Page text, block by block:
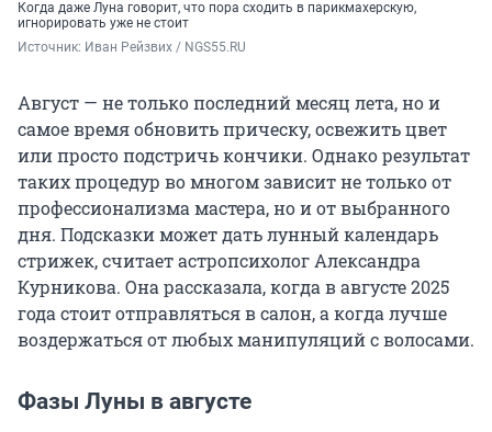
Когда даже Луна говорит, что пора сходить в парикмахерскую,
игнорировать уже не стоит
Источник: Иван Рейзвих / NGS55.RU
Август — не только последний месяц лета, но и
самое время обновить прическу, освежить цвет
или просто подстричь кончики. Однако результат
таких процедур во многом зависит не только от
профессионализма мастера, но и от выбранного
дня. Подсказки может дать лунный календарь
стрижек, считает астропсихолог Александра
Курникова. Она рассказала, когда в августе 2025
года стоит отправляться в салон, а когда лучше
воздержаться от любых манипуляций с волосами.
Фазы Луны в августе